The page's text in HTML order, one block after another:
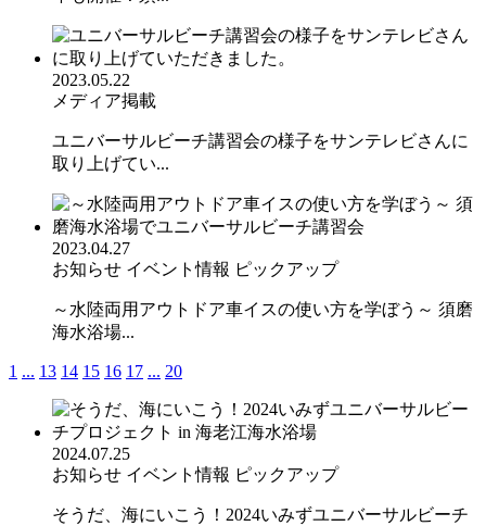
2023.05.22
メディア掲載
ユニバーサルビーチ講習会の様子をサンテレビさんに
取り上げてい...
2023.04.27
お知らせ イベント情報 ピックアップ
～水陸両用アウトドア車イスの使い方を学ぼう～ 須磨
海水浴場...
1 ... 13 14 15 16 17 ... 20
2024.07.25
お知らせ イベント情報 ピックアップ
そうだ、海にいこう！2024いみずユニバーサルビーチ